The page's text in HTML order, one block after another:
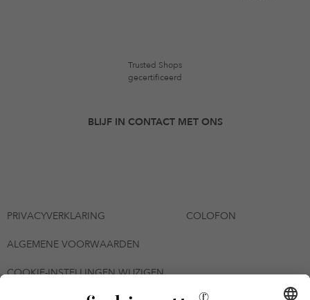
Trusted Shops
gecertificeerd
BLIJF IN CONTACT MET ONS
PRIVACYVERKLARING COLOFON
ALGEMENE VOORWAARDEN
COOKIE-INSTELLINGEN WIJZIGEN